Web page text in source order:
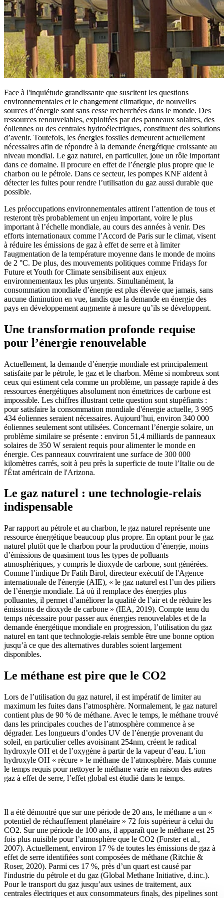
Face à l'inquiétude grandissante que suscitent les questions
environnementales et le changement climatique, de nouvelles
sources d’énergie sont sans cesse recherchées dans le monde. Des
ressources renouvelables, exploitées par des panneaux solaires, des
éoliennes ou des centrales hydroélectriques, constituent des solutions
d’avenir. Toutefois, les énergies fossiles demeurent actuellement
nécessaires afin de répondre à la demande énergétique croissante au
niveau mondial. Le gaz naturel, en particulier, joue un rôle important
dans ce domaine. Il procure en effet de l’énergie plus propre que le
charbon ou le pétrole. Dans ce secteur, les pompes KNF aident à
détecter les fuites pour rendre l’utilisation du gaz aussi durable que
possible.
Les préoccupations environnementales attirent l’attention de tous et
resteront très probablement un enjeu important, voire le plus
important à l’échelle mondiale, au cours des années à venir. Des
efforts internationaux comme l’Accord de Paris sur le climat, visent
à réduire les émissions de gaz à effet de serre et à limiter
l'augmentation de la température moyenne dans le monde de moins
de 2 °C. De plus, des mouvements politiques comme Fridays for
Future et Youth for Climate sensibilisent aux enjeux
environnementaux les plus urgents. Simultanément, la
consommation mondiale d’énergie est plus élevée que jamais, sans
aucune diminution en vue, tandis que la demande en énergie des
pays en développement augmente à mesure qu’ils se développent.
Une transformation profonde requise
pour l’énergie renouvelable
Actuellement, la demande d’énergie mondiale est principalement
satisfaite par le pétrole, le gaz et le charbon. Même si nombreux sont
ceux qui estiment cela comme un problème, un passage rapide à des
ressources énergétiques absolument non émettrices de carbone est
impossible. Les chiffres illustrant cette question sont stupéfiants :
pour satisfaire la consommation mondiale d'énergie actuelle, 3 995
434 éoliennes seraient nécessaires. Aujourd’hui, environ 340 000
éoliennes seulement sont utilisées. Concernant l’énergie solaire, un
problème similaire se présente : environ 51,4 milliards de panneaux
solaires de 350 W seraient requis pour alimenter le monde en
énergie. Ces panneaux couvriraient une surface de 300 000
kilomètres carrés, soit à peu près la superficie de toute l’Italie ou de
l'État américain de l'Arizona.
Le gaz naturel : une technologie-relais
indispensable
Par rapport au pétrole et au charbon, le gaz naturel représente une
ressource énergétique beaucoup plus propre. En optant pour le gaz
naturel plutôt que le charbon pour la production d’énergie, moins
d’émissions de quasiment tous les types de polluants
atmosphériques, y compris le dioxyde de carbone, sont générées.
Comme l’indique Dr Fatih Birol, directeur exécutif de l'Agence
internationale de l'énergie (AIE), « le gaz naturel est l’un des piliers
de l’énergie mondiale. Là où il remplace des énergies plus
polluantes, il permet d’améliorer la qualité de l’air et de réduire les
émissions de dioxyde de carbone » (IEA, 2019). Compte tenu du
temps nécessaire pour passer aux énergies renouvelables et de la
demande énergétique mondiale en progression, l’utilisation du gaz
naturel en tant que technologie-relais semble être une bonne option
jusqu’à ce que des alternatives durables soient largement
disponibles.
Le méthane est pire que le CO2
Lors de l’utilisation du gaz naturel, il est impératif de limiter au
maximum les fuites dans l’atmosphère. Normalement, le gaz naturel
contient plus de 90 % de méthane. Avec le temps, le méthane trouvé
dans les principales couches de l’atmosphère commence à se
dégrader. Les longueurs d’ondes UV de l’énergie provenant du
soleil, en particulier celles avoisinant 254nm, créent le radical
hydroxyle OH et de l’oxygène à partir de la vapeur d’eau. L’ion
hydroxyle OH « récure » le méthane de l’atmosphère. Mais comme
le temps requis pour nettoyer le méthane varie en raison des autres
gaz à effet de serre, l’effet global est étudié dans le temps.
Il a été démontré que sur une période de 20 ans, le méthane a un «
potentiel de réchauffement planétaire » 72 fois supérieur à celui du
CO2. Sur une période de 100 ans, il apparaît que le méthane est 25
fois plus nuisible pour l’atmosphère que le CO2 (Forster et al.,
2007). Actuellement, environ 17 % de toutes les émissions de gaz à
effet de serre identifiées sont composées de méthane (Ritchie &
Roser, 2020). Parmi ces 17 %, près d’un quart est causé par
l'industrie du pétrole et du gaz (Global Methane Initiative, d.inc.).
Pour le transport du gaz jusqu’aux usines de traitement, aux
centrales électriques et aux consommateurs finals, des pipelines sont